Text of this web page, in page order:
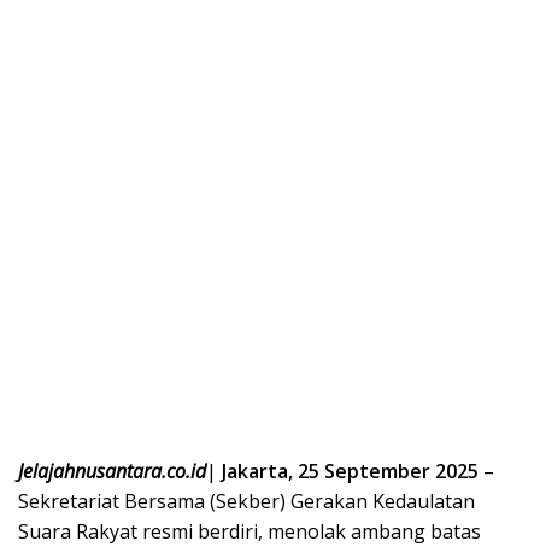
Jelajahnusantara.co.id| Jakarta, 25 September 2025 –
Sekretariat Bersama (Sekber) Gerakan Kedaulatan
Suara Rakyat resmi berdiri, menolak ambang batas